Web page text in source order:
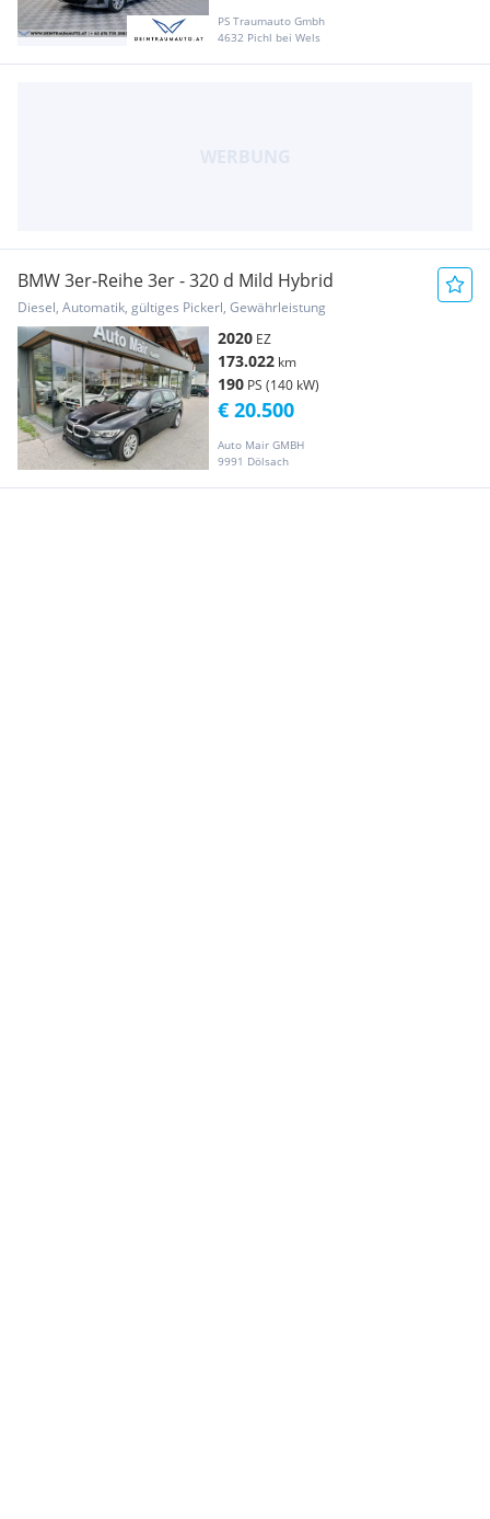
PS Traumauto Gmbh
4632 Pichl bei Wels
BMW 3er-Reihe 3er - 320 d Mild Hybrid
Diesel, Automatik, gültiges Pickerl, Gewährleistung
2020 EZ
173.022 km
190 PS (140 kW)
Auto Mair GMBH
9991 Dölsach
€ 20.500